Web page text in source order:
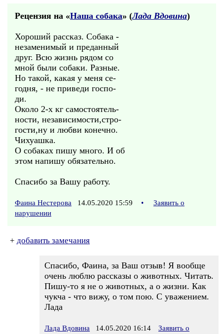
Рецензия на «Наша собака» (Лада Вдовина)
Хороший рассказ. Собака -
незаменимый и преданный
друг. Всю жизнь рядом со
мной были собаки. Разные.
Но такой, какая у меня се-
годня, - не приведи госпо-
ди.
Около 2-х кг самостоятель-
ности, независимости,стро-
гости,ну и любви конечно.
Чихуашка.
О собаках пишу много. И об
этом напишу обязательно.
Спасибо за Вашу работу.
Фаина Нестерова 14.05.2020 15:59 •
Заявить о
нарушении
+ добавить замечания
Спасибо, Фаина, за Ваш отзыв! Я вообще
очень люблю рассказы о животных. Читать.
Пишу-то я не о животных, а о жизни. Как
чукча - что вижу, о том пою. С уважением.
Лада
Лада Вдовина 14.05.2020 16:14
Заявить о